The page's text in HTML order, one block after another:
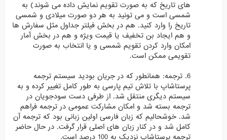
های تاریخ که به صورت تقویم نمایش داده می شوند) به
شمسی است و می تونید به هر دو صورت میلادی و شمسی
تاریخ را وارد کنید. هم در بخش فیلتر جداول مثل سفارش ها
و هم ایجاد بن تخفیف یا قیمت ویژه و هم در بخش آمار
امکان وارد کردن تقویم شمسی و یا انتخاب به صورت
تقویمی ممکن است.
6. ترجمه: همانطور که در جریان بودید سیستم ترجمه
پرستاشاپ با تلاش تیم پارسی به طور کامل تغییر کرده و به
سیستم دیگری منتقل شد. از طرفی دست سودجویان در
ترجمه بسته شد و امکان مشارکت عمومی در ترجمه فراهم
شد. خوشحالیم که زبان فارسی اولین زبانی بود که ترجمه آن
کامل شد و در کنار زبان های اصلی قرار گرفت. در حال حاضر
ترجمه پرستاشاپ نزدیک به 100 درصد است.